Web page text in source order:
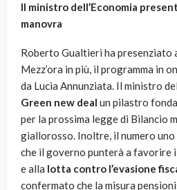
Il ministro dell’Economia
manovra
Roberto Gualtieri ha presenziato
Mezz’ora in più, il programma in
da Lucia Annunziata. Il ministro
Green new deal un pilastro
per la prossima legge di Bilancio
giallorosso. Inoltre, il numero
che il governo punterà a favorire i
e alla lotta contro l’evasione
confermato che la misura